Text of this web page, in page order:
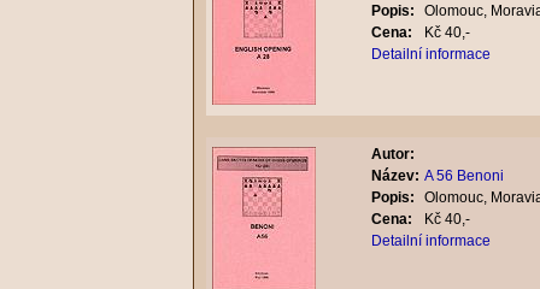
Popis:
Olomouc,
Cena:
Kč 40,-
Detailní informace
Autor:
Název: A 56 Benoni
Popis:
Olomouc,
Cena:
Kč 40,-
Detailní informace